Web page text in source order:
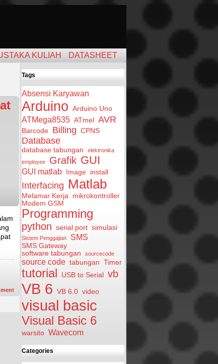
KULIAH DATASHEET
Tags
Absensi Karyawan
Arduino Arduino Uno
ATMega8535 ATmel AVR
Barcode Billing CPNS
Database
database tabungan
elektronika
employee
Grafik GUI
GUI matlab Image install
Interfacing Matlab
Melamar Kerja mikrokontroller
Modem GSM
Programming
python serial port simulasi
Sistem Penggajian SMS
SMS Gateway
software tabungan
sourcecode
source code tabungan Timer
tutorial USB to Serial vb
VB 6 VB 6.0 video
visual basic
Visual Basic 6
warsito Wavecom
Categories